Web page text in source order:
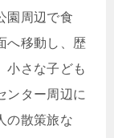
園周辺で食
へ移動し、歴
小さな子ども
ンター周辺に
の散策旅な